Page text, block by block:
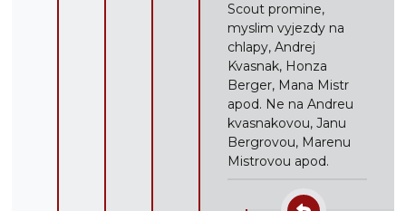
Scout promine,
myslim vyjezdy na
chlapy, Andrej
Kvasnak, Honza
Berger, Mana Mistr
apod. Ne na Andreu
kvasnakovou, Janu
Bergrovou, Marenu
Mistrovou apod.